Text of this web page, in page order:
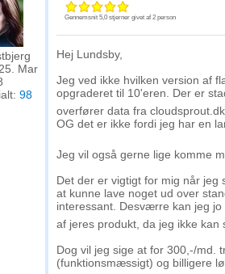
Mar
98
Gennemsnit 5,0stjerner givet af 2person
Hej Lundsby,
Jeg ved ikke hvilken version af
opgraderet til 10'eren. Der er
overfører data fra
OG det er ikke fordi jeg har en
Jeg vil også gerne lige komme
Det der er vigtigt for mig når jeg
at kunne lave noget ud over
interessant. Desværre kan jeg
af jeres produkt, da jeg ikke kan
Dog vil jeg sige at for 300,-/md.
(funktionsmæssigt) og billigere